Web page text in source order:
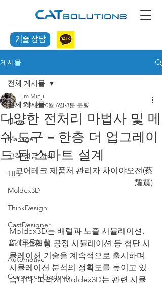
기술 상담
게시물
전체 게시물
News
Manager
고객 성공 사례
TIPs
Moldex3D
ThinkDesign
CastDesigner
슬기로운생활
Automotive
Consumer Products
전체 게시물
다양한 전처리 마법사 및 메
쉬 도구 – 한층 더 업그레이
드 된 스마트 설계
Im Minji
2021년 10월 6일 3분 분량
코어테크 제품처 관리자 차이야오전(蔡
耀震)
Moldex3D는 배럴과 노즐 시뮬레이션,
IC 디스펜싱 공정 시뮬레이션 등 첨단 시
뮬레이션 기술을 계속적으로 출시하며
시뮬레이션 분석의 정확도를 높이고 있
습니다. 따라서 Moldex3D는 관련 시뮬